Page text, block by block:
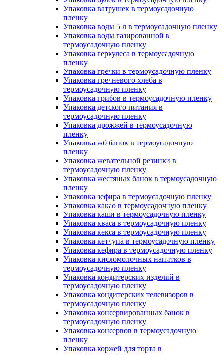
Упаковка ватрушек в термоусадочную
пленку
Упаковка воды 5 л в термоусадочную пленку
Упаковка воды газированной в
термоусадочную пленку
Упаковка геркулеса в термоусадочную
пленку
Упаковка гречки в термоусадочную пленку
Упаковка гречневого хлеба в
термоусадочную пленку
Упаковка грибов в термоусадочную пленку
Упаковка детского питания в
термоусадочную пленку
Упаковка дрожжей в термоусадочную
пленку
Упаковка жб банок в термоусадочную
пленку
Упаковка жевательной резинки в
термоусадочную пленку
Упаковка жестяных банок в термоусадочную
пленку
Упаковка зефира в термоусадочную пленку
Упаковка какао в термоусадочную пленку
Упаковка каши в термоусадочную пленку
Упаковка кваса в термоусадочную пленку
Упаковка кекса в термоусадочную пленку
Упаковка кетчупа в термоусадочную пленку
Упаковка кефира в термоусадочную пленку
Упаковка кисломолочных напитков в
термоусадочную пленку
Упаковка кондитерских изделий в
термоусадочную пленку
Упаковка кондитерских телевизоров в
термоусадочную пленку
Упаковка консервированных банок в
термоусадочную пленку
Упаковка консервов в термоусадочную
пленку
Упаковка коржей для торта в